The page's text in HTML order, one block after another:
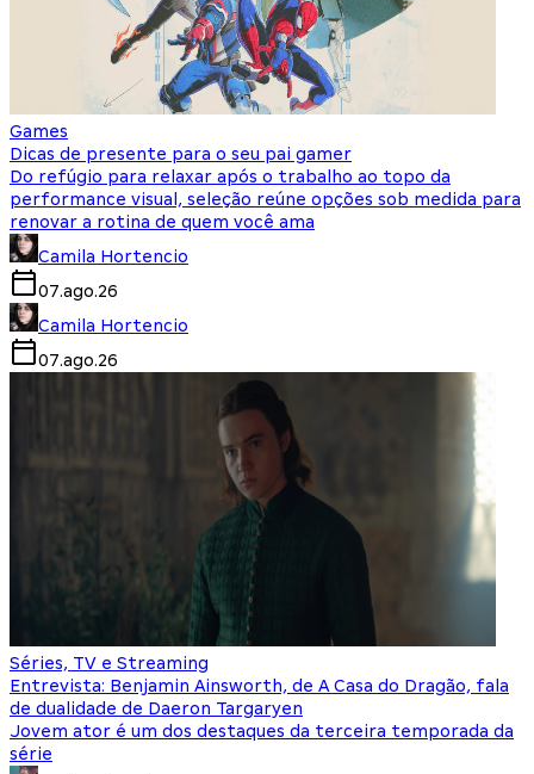
Games
Dicas de presente para o seu pai gamer
Do refúgio para relaxar após o trabalho ao topo da
performance visual, seleção reúne opções sob medida para
renovar a rotina de quem você ama
Camila Hortencio
07.ago.26
Camila Hortencio
07.ago.26
Séries, TV e Streaming
Entrevista: Benjamin Ainsworth, de A Casa do Dragão, fala
de dualidade de Daeron Targaryen
Jovem ator é um dos destaques da terceira temporada da
série